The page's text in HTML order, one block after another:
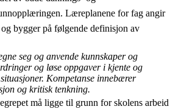
utvikling og danning
utvikling
Læreplanene for fag angir
bygger på følgende definisjon av
seg og anvende kunnskaper og
og løse oppgaver i kjente og
Kompetanse innebærer
og kritisk tenkning.
må ligge til grunn for skolens arbeid